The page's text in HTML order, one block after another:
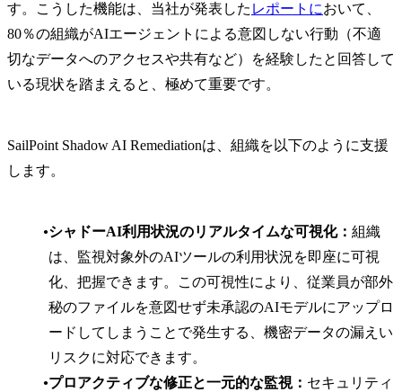
す。こうした機能は、当社が発表した レポートにおいて、
80％の組織がAIエージェントによる意図しない行動（不適
切なデータへのアクセスや共有など）を経験したと回答して
いる現状を踏まえると、極めて重要です。
SailPoint Shadow AI Remediationは、組織を以下のように支援
します。
シャドーAI利用状況のリアルタイムな可視化： 組織
は、監視対象外のAIツールの利用状況を即座に可視
化、把握できます。この可視性により、従業員が部外
秘のファイルを意図せず未承認のAIモデルにアップロ
ードしてしまうことで発生する、機密データの漏えい
リスクに対応できます。
プロアクティブな修正と一元的な監視： セキュリティ